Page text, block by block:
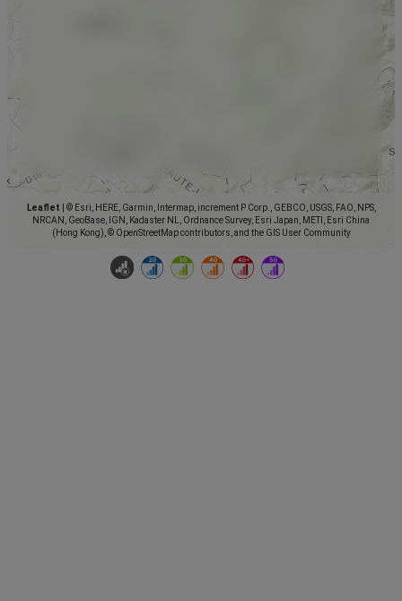
Leaflet
© Esri, HERE, Garmin, Intermap, increment P Corp., GEBCO, USGS, FAO, NPS,
NRCAN, GeoBase, IGN, Kadaster NL, Ordnance Survey, Esri Japan, METI, Esri China
(Hong Kong), © OpenStreetMap contributors, and the GIS User Community